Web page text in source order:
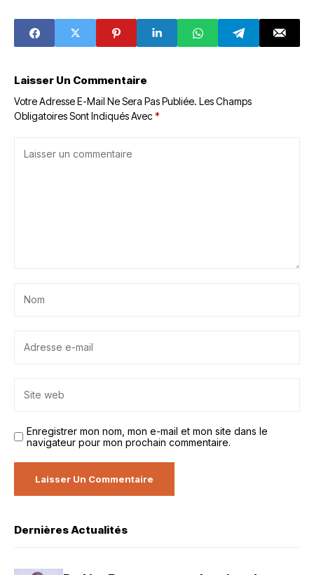
nouvelle page de
coopération
Laisser Un Commentaire
Votre Adresse E-Mail Ne Sera Pas Publiée. Les Champs
Obligatoires Sont Indiqués Avec*
Enregistrer mon nom, mon e-mail et mon site dans le
navigateur pour mon prochain commentaire.
Dernières Actualités